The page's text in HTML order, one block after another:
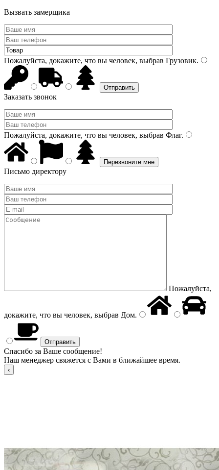
Вызвать замерщика
Пожалуйста, докажите, что вы человек, выбрав Грузовик.
Заказать звонок
Пожалуйста, докажите, что вы человек, выбрав Флаг.
Письмо директору
Пожалуйста,
докажите, что вы человек, выбрав Дом.
Спасибо за Ваше сообщение!
Наш менеджер свяжется с Вами в ближайшее время.